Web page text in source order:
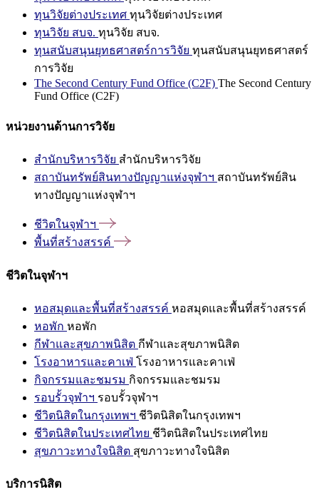
ทุนวิจัยต่างประเทศ ทุนวิจัยต่างประเทศ
ทุนวิจัย สบจ. ทุนวิจัย สบจ.
ทุนสนับสนุนยุทธศาสตร์การวิจัย ทุนสนับสนุนยุทธศาสตร์
การวิจัย
The Second Century Fund Office (C2F) The Second Century
Fund Office (C2F)
หน่วยงานด้านการวิจัย
สำนักบริหารวิจัย สำนักบริหารวิจัย
สถาบันทรัพย์สินทางปัญญาแห่งจุฬาฯ สถาบันทรัพย์สิน
ทางปัญญาแห่งจุฬาฯ
ชีวิตในจุฬาฯ
พื้นที่สร้างสรรค์
ชีวิตในจุฬาฯ
หอสมุดและพื้นที่สร้างสรรค์ หอสมุดและพื้นที่สร้างสรรค์
หอพัก หอพัก
กีฬาและสุขภาพนิสิต กีฬาและสุขภาพนิสิต
โรงอาหารและคาเฟ่ โรงอาหารและคาเฟ่
กิจกรรมและชมรม กิจกรรมและชมรม
รอบรั้วจุฬาฯ รอบรั้วจุฬาฯ
ชีวิตนิสิตในกรุงเทพฯ ชีวิตนิสิตในกรุงเทพฯ
ชีวิตนิสิตในประเทศไทย ชีวิตนิสิตในประเทศไทย
สุขภาวะทางใจนิสิต สุขภาวะทางใจนิสิต
บริการนิสิต